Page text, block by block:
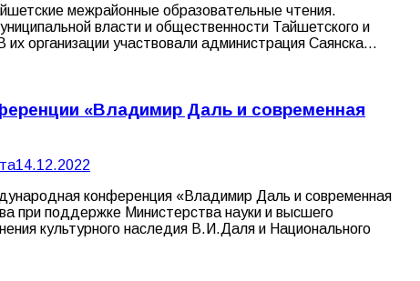
межрайонные образовательные чтения.
власти и общественности Тайшетского и
организации участвовали администрация Саянска…
«Владимир Даль и современная
14.12.2022
конференция «Владимир Даль и современная
при поддержке Министерства науки и высшего
культурного наследия В.И.Даля и Национального